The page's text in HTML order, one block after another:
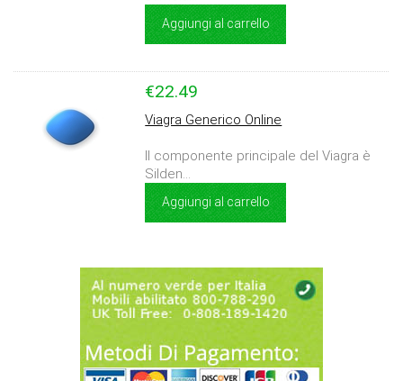
Aggiungi al carrello
€22.49
Viagra Generico Online
Il componente principale del Viagra è
Silden...
Aggiungi al carrello